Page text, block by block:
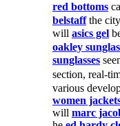
red bottoms
belstaffthe
will asics gel
oakley
sunglasses
section, real-
various
women
will marc